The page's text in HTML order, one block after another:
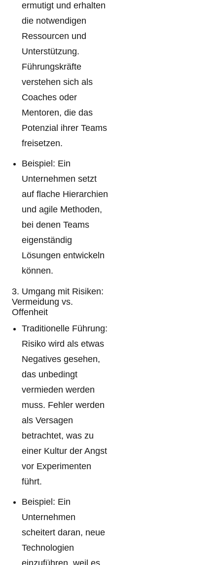
ermutigt und erhalten
die notwendigen
Ressourcen und
Unterstützung.
Führungskräfte
verstehen sich als
Coaches oder
Mentoren, die das
Potenzial ihrer Teams
freisetzen.
Beispiel: Ein
Unternehmen setzt
auf flache Hierarchien
und agile Methoden,
bei denen Teams
eigenständig
Lösungen entwickeln
können.
3. Umgang mit Risiken:
Vermeidung vs.
Offenheit
Traditionelle Führung:
Risiko wird als etwas
Negatives gesehen,
das unbedingt
vermieden werden
muss. Fehler werden
als Versagen
betrachtet, was zu
einer Kultur der Angst
vor Experimenten
führt.
Beispiel: Ein
Unternehmen
scheitert daran, neue
Technologien
einzuführen, weil es